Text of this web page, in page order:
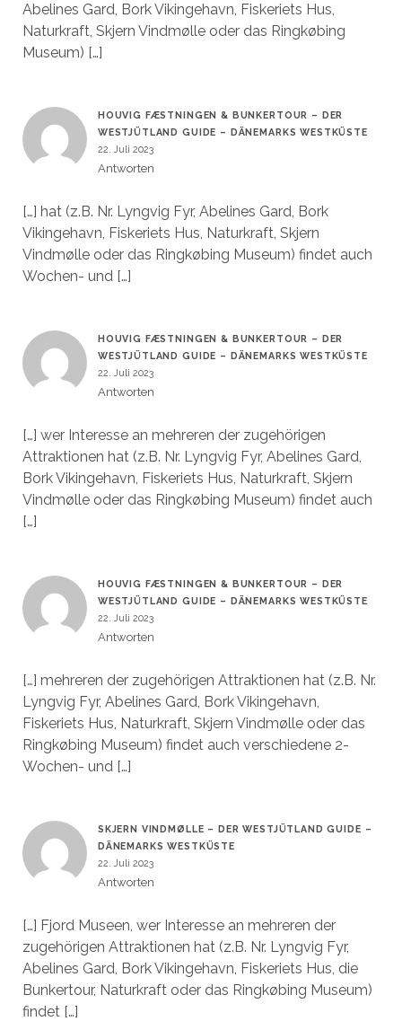
Abelines Gard, Bork Vikingehavn, Fiskeriets Hus,
Naturkraft, Skjern Vindmølle oder das Ringkøbing
Museum) […]
HOUVIG FÆSTNINGEN & BUNKERTOUR – DER
WESTJÜTLAND GUIDE – DÄNEMARKS WESTKÜSTE
22. Juli 2023
Antworten
[…] hat (z.B. Nr. Lyngvig Fyr, Abelines Gard, Bork
Vikingehavn, Fiskeriets Hus, Naturkraft, Skjern
Vindmølle oder das Ringkøbing Museum) findet auch
Wochen- und […]
HOUVIG FÆSTNINGEN & BUNKERTOUR – DER
WESTJÜTLAND GUIDE – DÄNEMARKS WESTKÜSTE
22. Juli 2023
Antworten
[…] wer Interesse an mehreren der zugehörigen
Attraktionen hat (z.B. Nr. Lyngvig Fyr, Abelines Gard,
Bork Vikingehavn, Fiskeriets Hus, Naturkraft, Skjern
Vindmølle oder das Ringkøbing Museum) findet auch
[…]
HOUVIG FÆSTNINGEN & BUNKERTOUR – DER
WESTJÜTLAND GUIDE – DÄNEMARKS WESTKÜSTE
22. Juli 2023
Antworten
[…] mehreren der zugehörigen Attraktionen hat (z.B. Nr.
Lyngvig Fyr, Abelines Gard, Bork Vikingehavn,
Fiskeriets Hus, Naturkraft, Skjern Vindmølle oder das
Ringkøbing Museum) findet auch verschiedene 2-
Wochen- und […]
SKJERN VINDMØLLE – DER WESTJÜTLAND GUIDE –
DÄNEMARKS WESTKÜSTE
22. Juli 2023
Antworten
[…] Fjord Museen, wer Interesse an mehreren der
zugehörigen Attraktionen hat (z.B. Nr. Lyngvig Fyr,
Abelines Gard, Bork Vikingehavn, Fiskeriets Hus, die
Bunkertour, Naturkraft oder das Ringkøbing Museum)
findet […]